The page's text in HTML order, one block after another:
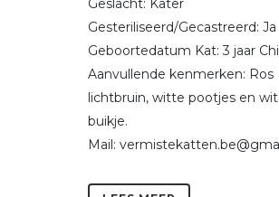
Geslacht: Kater
Gesteriliseerd/Gecastreerd: Ja
Geboortedatum Kat: 3 jaar
Aanvullende kenmerken: Ros
lichtbruin, witte pootjes en wit
buikje.
Mail: